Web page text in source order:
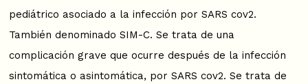
pediátrico asociado a la infección por SARS cov2.
También denominado SIM-C. Se trata de una
complicación grave que ocurre después de la infección
sintomática o asintomática, por SARS cov2. Se trata de